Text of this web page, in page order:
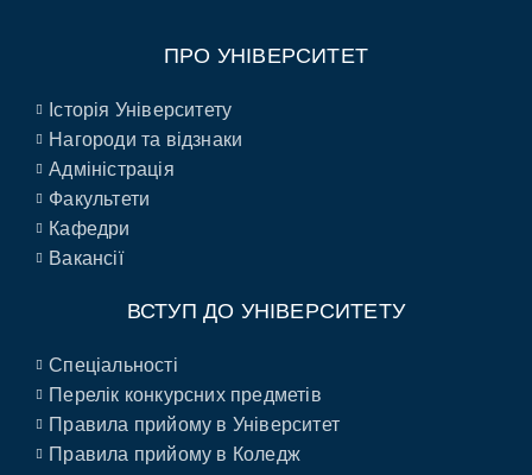
ПРО УНІВЕРСИТЕТ
Історія Університету
Нагороди та відзнаки
Адміністрація
Факультети
Кафедри
Вакансії
ВСТУП ДО УНІВЕРСИТЕТУ
Спеціальності
Перелік конкурсних предметів
Правила прийому в Університет
Правила прийому в Коледж